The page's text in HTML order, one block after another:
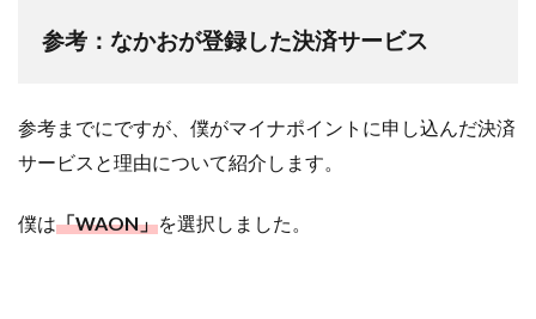
参考：なかおが登録した決済サービス
参考までにですが、僕がマイナポイントに申し込んだ決済
サービスと理由について紹介します。
僕は「WAON」を選択しました。